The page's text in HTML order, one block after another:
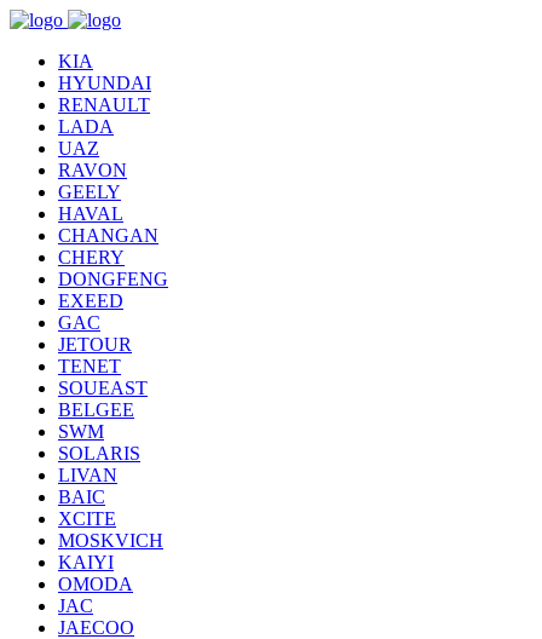
KIA
HYUNDAI
RENAULT
LADA
UAZ
RAVON
GEELY
HAVAL
CHANGAN
CHERY
DONGFENG
EXEED
GAC
JETOUR
TENET
SOUEAST
BELGEE
SWM
SOLARIS
LIVAN
BAIC
XCITE
MOSKVICH
KAIYI
OMODA
JAC
JAECOO